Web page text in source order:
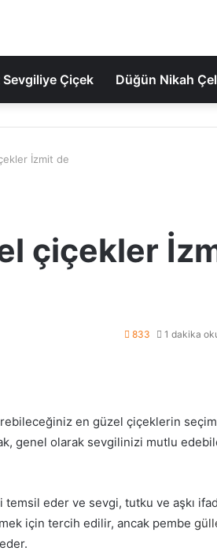
Sevgiliye Çiçek Düğün Nikah
İzmit de
çiçekler
833 1 dakika
en güzel çiçeklerin
genel olarak sevgilinizi mutlu
temsil eder ve sevgi, tutku ve aşkı
için tercih edilir, ancak pembe